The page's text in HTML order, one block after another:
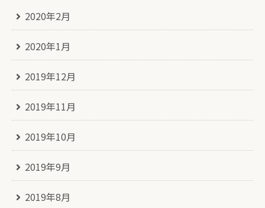
2020年2月
2020年1月
2019年12月
2019年11月
2019年10月
2019年9月
2019年8月